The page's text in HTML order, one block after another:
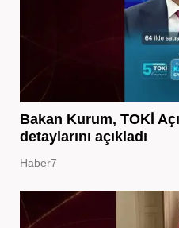
Bakan Kurum, TOKİ
detaylarını açıkladı
Haber7